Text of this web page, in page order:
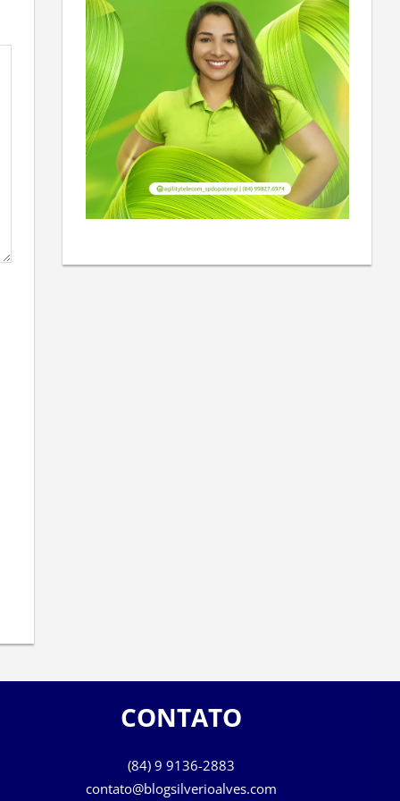
CONTATO
(84) 9 9136-2883
contato@blogsilverioalves.com